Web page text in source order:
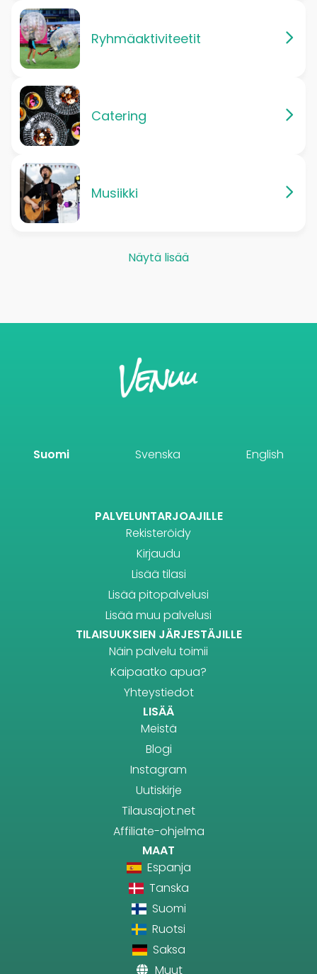
Ryhmäaktiviteetit
Catering
Musiikki
Näytä lisää
Suomi Svenska English
PALVELUNTARJOAJILLE
Rekisteröidy
Kirjaudu
Lisää tilasi
Lisää pitopalvelusi
Lisää muu palvelusi
TILAISUUKSIEN JÄRJESTÄJILLE
Näin palvelu toimii
Kaipaatko apua?
Yhteystiedot
LISÄÄ
Meistä
Blogi
Instagram
Uutiskirje
Tilausajot.net
Affiliate-ohjelma
MAAT
Espanja
Tanska
Suomi
Ruotsi
Saksa
Muut